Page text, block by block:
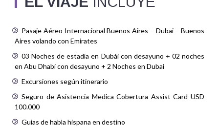
Pasaje Aéreo Internacional Buenos Aires – Dubai – Buenos
Aires volando con Emirates
03 Noches de estadía en Dubái con desayuno + 02 noches
en Abu Dhabi con desayuno + 2 Noches en Dubai
Excursiones según itinerario
Seguro de Asistencia Medica Cobertura Assist Card USD
100.000
Guias de habla hispana en destino